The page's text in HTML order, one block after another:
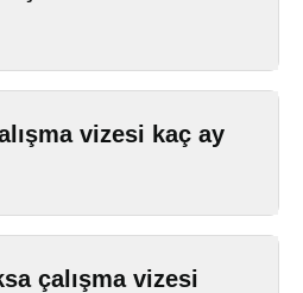
vizesi kaç ay
çalışma vizesi